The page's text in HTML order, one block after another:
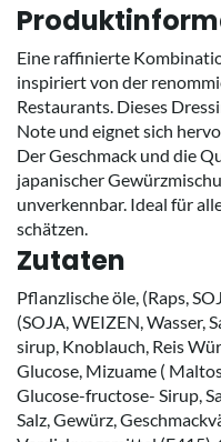
Eine raffinierte
inspiriert von der
Restaurants. Dieses
Note und eignet sich
Der Geschmack und die
japanischer
unverkennbar. Ideal für
schätzen.
Zutaten
Pflanzlische öle, (Raps,
(SOJA, WEIZEN, Wasser,
sirup, Knoblauch, Reis
Glucose, Mizuame (
Glucose-fructose- Sirup,
Salz, Gewürz,